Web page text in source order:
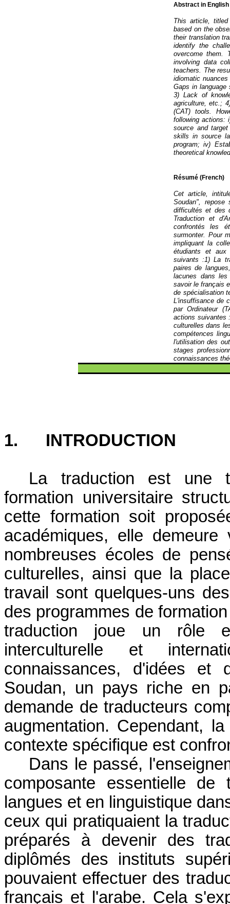
Abstract in English
This article,
based on the
their translation
identify the
overcome them.
involving data
teachers. The
idiomatic
Gaps in language
3) Lack of
agriculture, etc.;
(CAT) tools.
following actions:
source and
skills in source
program; iv)
theoretical
Résumé (French)
Cet article,
Soudan", repose
difficultés et des
Traduction et
confrontés les
surmonter. Pour
impliquant la
étudiants et aux
suivants :1) La
paires de
lacunes dans
savoir le français
de spécialisation
L'insuffisance de
par Ordinateur
actions suivantes
culturelles dans
compétences
l'utilisation des
stages
connaissances
1. INTRODUCTION
La traduction est une
formation universitaire
cette formation soit
académiques, elle
nombreuses écoles de
culturelles, ainsi que la
travail sont quelques-uns
des programmes de
traduction joue un rôle
interculturelle et
connaissances, d'idées
Soudan, un pays riche en
demande de traducteurs
augmentation. Cependant,
contexte spécifique est
Dans le passé,
composante essentielle
langues et en linguistique
ceux qui pratiquaient la
préparés à devenir des
diplômés des instituts
pouvaient effectuer des
français et l'arabe. Cela